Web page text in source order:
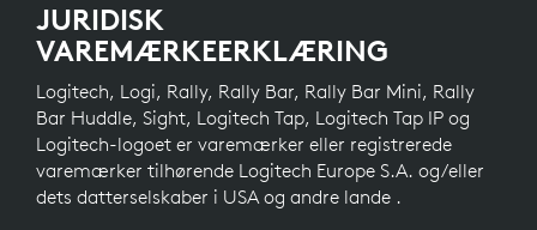
JURIDISK
VAREMÆRKEERKLÆRING
Logitech, Logi, Rally, Rally Bar, Rally Bar Mini, Rally
Bar Huddle, Sight, Logitech Tap, Logitech Tap IP og
Logitech-logoet er varemærker eller registrerede
varemærker tilhørende Logitech Europe S.A. og/eller
dets datterselskaber i USA og andre lande .